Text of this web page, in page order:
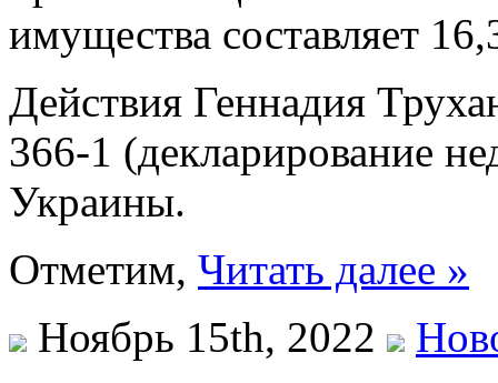
имущества составляет
Действия Геннадия
366-1 (декларирование
Украины.
Отметим, Читать далее »
Ноябрь 15th, 2022